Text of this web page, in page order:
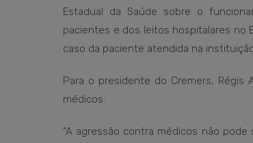
Estadual da Saúde sobre o
pacientes e dos leitos hospitalares no
caso da paciente atendida na
Para o presidente do Cremers,
médicos:
“A agressão contra médicos não